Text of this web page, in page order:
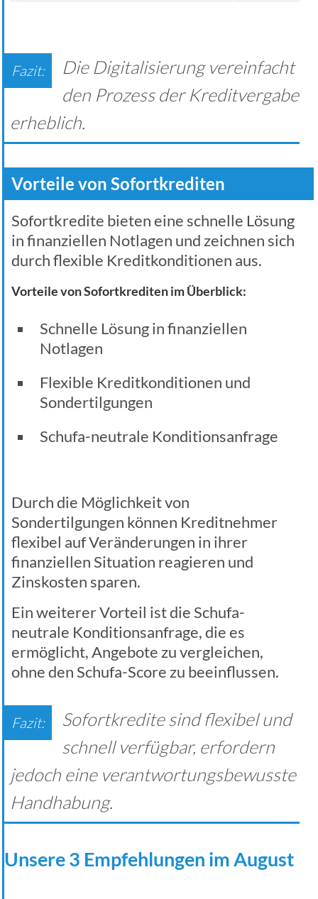
Die Digitalisierung vereinfacht
den Prozess der Kreditvergabe
erheblich.
Vorteile von Sofortkrediten
Sofortkredite bieten eine schnelle Lösung
in finanziellen Notlagen und zeichnen sich
durch flexible Kreditkonditionen aus.
Vorteile von Sofortkrediten im Überblick:
Schnelle Lösung in finanziellen
Notlagen
Flexible Kreditkonditionen und
Sondertilgungen
Schufa-neutrale Konditionsanfrage
Durch die Möglichkeit von
Sondertilgungen können Kreditnehmer
flexibel auf Veränderungen in ihrer
finanziellen Situation reagieren und
Zinskosten sparen.
Ein weiterer Vorteil ist die Schufa-
neutrale Konditionsanfrage, die es
ermöglicht, Angebote zu vergleichen,
ohne den Schufa-Score zu beeinflussen.
Sofortkredite sind flexibel und
schnell verfügbar, erfordern
jedoch eine verantwortungsbewusste
Handhabung.
Unsere 3 Empfehlungen im August